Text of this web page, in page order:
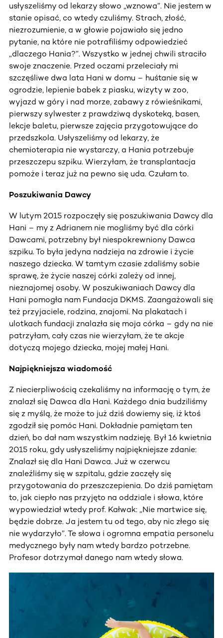
usłyszeliśmy od lekarzy słowo „wznowa”. Nie jestem w
stanie opisać, co wtedy czuliśmy. Strach, złość,
niezrozumienie, a w głowie pojawiało się jedno
pytanie, na które nie potrafiliśmy odpowiedzieć
„dlaczego Hania?”. Wszystko w jednej chwili straciło
swoje znaczenie. Przed oczami przeleciały mi
szczęśliwe dwa lata Hani w domu – huśtanie się w
ogrodzie, lepienie babek z piasku, wizyty w zoo,
wyjazd w góry i nad morze, zabawy z rówieśnikami,
pierwszy sylwester z prawdziwą dyskoteką, basen,
lekcje baletu, pierwsze zajęcia przygotowujące do
przedszkola. Usłyszeliśmy od lekarzy, że
chemioterapia nie wystarczy, a Hania potrzebuje
przeszczepu szpiku. Wierzyłam, że transplantacja
pomoże i teraz już na pewno się uda. Czułam to.
Poszukiwania Dawcy
W lutym 2015 rozpoczęły się poszukiwania Dawcy dla
Hani – my z Adrianem nie mogliśmy być dla córki
Dawcami, potrzebny był niespokrewniony Dawca
szpiku. To była jedyna nadzieja na zdrowie i życie
naszego dziecka. W tamtym czasie zdaliśmy sobie
sprawę, że życie naszej córki zależy od innej,
nieznajomej osoby. W poszukiwaniach Dawcy dla
Hani pomogła nam Fundacja DKMS. Zaangażowali się
też przyjaciele, rodzina, znajomi. Na plakatach i
ulotkach fundacji znalazła się moja córka – gdy na nie
patrzyłam, cały czas nie wierzyłam, że te akcje
dotyczą mojego dziecka, mojej małej Hani.
Najpiękniejsza wiadomość
Z niecierpliwością czekaliśmy na informację o tym, że
znalazł się Dawca dla Hani. Każdego dnia budziliśmy
się z myślą, że może to już dziś dowiemy się, iż ktoś
zgodził się pomóc Hani. Dokładnie pamiętam ten
dzień, bo dał nam wszystkim nadzieję. Był 16 kwietnia
2015 roku, gdy usłyszeliśmy najpiękniejsze zdanie:
Znalazł się dla Hani Dawca. Już w czerwcu
znaleźliśmy się w szpitalu, gdzie zaczęły się
przygotowania do przeszczepienia. Do dziś pamiętam
to, jak ciepło nas przyjęto na oddziale i słowa, które
wypowiedział wtedy prof. Kałwak: „Nie martwice się,
będzie dobrze. Ja jestem tu od tego, aby nic złego się
nie wydarzyło”. Te słowa i ogromna empatia personelu
medycznego były nam wtedy bardzo potrzebne.
Profesor dotrzymał danego nam wtedy słowa.